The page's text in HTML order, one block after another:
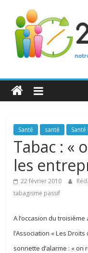
24h
Santé
La
santé
toute
famille
Santé santé
Tabac : «
les
22 février 2010
tabagisme passif
A l’occasion du
l’Association « Les
sonnette d’alarme : «